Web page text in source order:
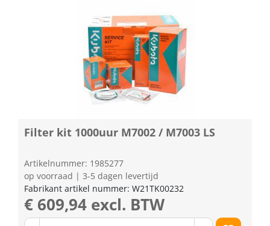
Filter kit 1000uur M7002 / M7003 LS
Artikelnummer: 1985277
op voorraad | 3-5 dagen levertijd
Fabrikant artikel nummer: W21TK00232
€ 609,94 excl. BTW